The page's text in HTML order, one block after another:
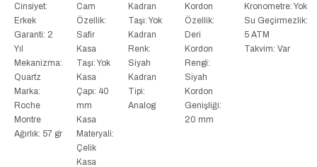
Cinsiyet:
Erkek
Garanti: 2
Yıl
Mekanizma:
Quartz
Marka:
Roche
Montre
Ağırlık: 57 gr
Cam
Özellik:
Safir
Kasa
Taşı: Yok
Kasa
Çapı: 40
mm
Kasa
Materyali:
Çelik
Kasa
Kadran
Taşı: Yok
Kadran
Renk:
Siyah
Kadran
Tipi:
Analog
Kordon
Özellik:
Deri
Kordon
Rengi:
Siyah
Kordon
Genişliği:
20 mm
Kronometre: Yok
Su Geçirmezlik:
5 ATM
Takvim: Var